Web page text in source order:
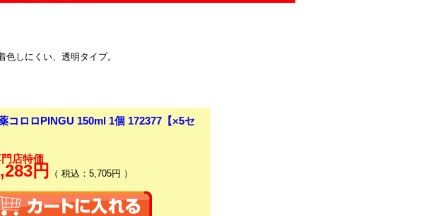
しにくい、透明タイプ。
コロロPINGU 150ml 1個 172377【×5セ
店特価
円 （ 税込：5,705円 ）